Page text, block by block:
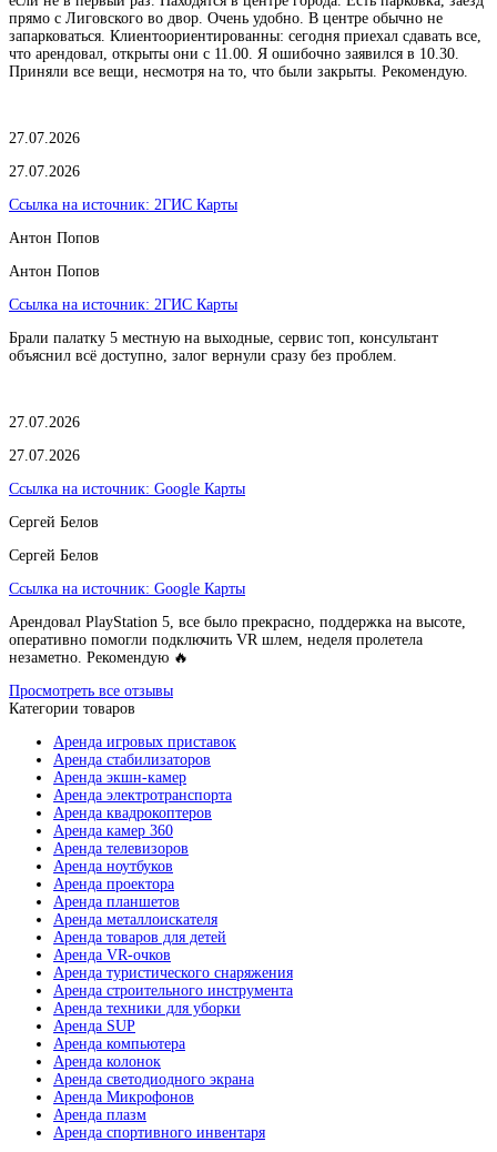
прямо с Лиговского во двор. Очень удобно. В центре обычно не
запарковаться. Клиентоориентированны: сегодня приехал сдавать все,
что арендовал, открыты они с 11.00. Я ошибочно заявился в 10.30.
Приняли все вещи, несмотря на то, что были закрыты. Рекомендую.
27.07.2026
27.07.2026
Ссылка на источник: 2ГИС Карты
Антон Попов
Антон Попов
Ссылка на источник: 2ГИС Карты
Брали палатку 5 местную на выходные, сервис топ, консультант
объяснил всё доступно, залог вернули сразу без проблем.
27.07.2026
27.07.2026
Ссылка на источник: Google Карты
Сергей Белов
Сергей Белов
Ссылка на источник: Google Карты
Арендовал PlayStation 5, все было прекрасно, поддержка на высоте,
оперативно помогли подключить VR шлем, неделя пролетела
незаметно. Рекомендую 🔥
Просмотреть все отзывы
Категории товаров
Аренда игровых приставок
Аренда стабилизаторов
Аренда экшн-камер
Аренда электротранспорта
Аренда квадрокоптеров
Аренда камер 360
Аренда телевизоров
Аренда ноутбуков
Аренда проектора
Аренда планшетов
Аренда металлоискателя
Аренда товаров для детей
Аренда VR-очков
Аренда туристического снаряжения
Аренда строительного инструмента
Аренда техники для уборки
Аренда SUP
Аренда компьютера
Аренда колонок
Аренда светодиодного экрана
Аренда Микрофонов
Аренда плазм
Аренда спортивного инвентаря